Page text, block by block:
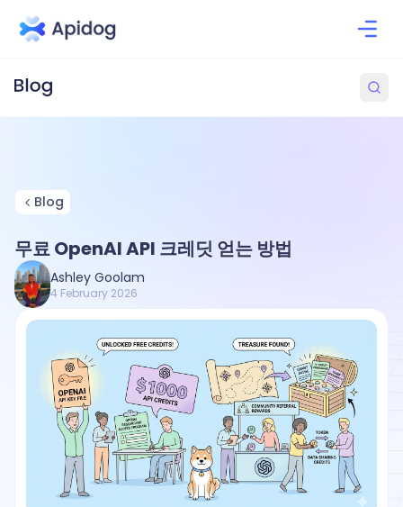
Blog
무료 OpenAI API 크레딧 얻는 방법
Ashley Goolam
4 February 2026